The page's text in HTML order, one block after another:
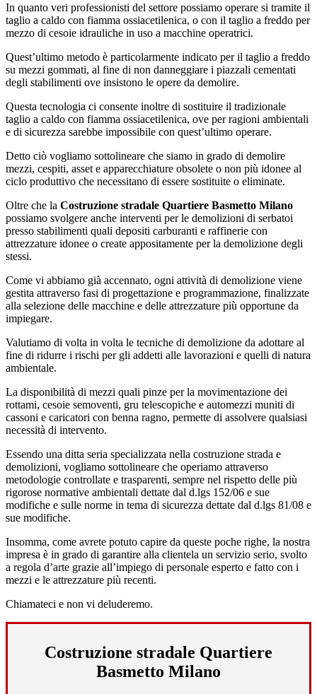
In quanto veri professionisti del settore possiamo operare si tramite il
taglio a caldo con fiamma ossiacetilenica, o con il taglio a freddo per
mezzo di cesoie idrauliche in uso a macchine operatrici.
Quest’ultimo metodo è particolarmente indicato per il taglio a freddo
su mezzi gommati, al fine di non danneggiare i piazzali cementati
degli stabilimenti ove insistono le opere da demolire.
Questa tecnologia ci consente inoltre di sostituire il tradizionale
taglio a caldo con fiamma ossiacetilenica, ove per ragioni ambientali
e di sicurezza sarebbe impossibile con quest’ultimo operare.
Detto ciò vogliamo sottolineare che siamo in grado di demolire
mezzi, cespiti, asset e apparecchiature obsolete o non più idonee al
ciclo produttivo che necessitano di essere sostituite o eliminate.
Oltre che la Costruzione stradale Quartiere Basmetto Milano
possiamo svolgere anche interventi per le demolizioni di serbatoi
presso stabilimenti quali depositi carburanti e raffinerie con
attrezzature idonee o create appositamente per la demolizione degli
stessi.
Come vi abbiamo già accennato, ogni attività di demolizione viene
gestita attraverso fasi di progettazione e programmazione, finalizzate
alla selezione delle macchine e delle attrezzature più opportune da
impiegare.
Valutiamo di volta in volta le tecniche di demolizione da adottare al
fine di ridurre i rischi per gli addetti alle lavorazioni e quelli di natura
ambientale.
La disponibilità di mezzi quali pinze per la movimentazione dei
rottami, cesoie semoventi, gru telescopiche e automezzi muniti di
cassoni e caricatori con benna ragno, permette di assolvere qualsiasi
necessità di intervento.
Essendo una ditta seria specializzata nella costruzione strada e
demolizioni, vogliamo sottolineare che operiamo attraverso
metodologie controllate e trasparenti, sempre nel rispetto delle più
rigorose normative ambientali dettate dal d.lgs 152/06 e sue
modifiche e sulle norme in tema di sicurezza dettate dal d.lgs 81/08 e
sue modifiche.
Insomma, come avrete potuto capire da queste poche righe, la nostra
impresa è in grado di garantire alla clientela un servizio serio, svolto
a regola d’arte grazie all’impiego di personale esperto e fatto con i
mezzi e le attrezzature più recenti.
Chiamateci e non vi deluderemo.
Costruzione stradale Quartiere
Basmetto Milano